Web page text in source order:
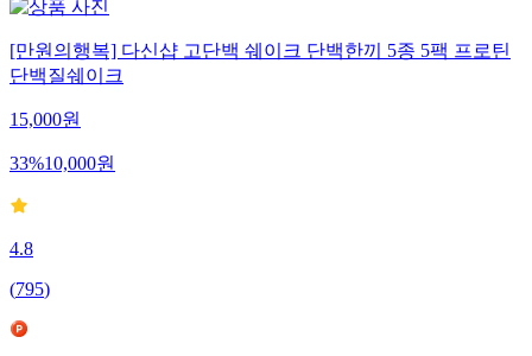
[만원의행복] 다신샵 고단백 쉐이크 단백한끼 5종 5팩 프로틴
단백질쉐이크
15,000원
33%10,000원
4.8
(795)